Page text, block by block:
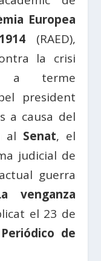
Europea
(RAED),
la crisi
a terme
president
a causa del
al Senat, el
judicial de
guerra
venganza
el 23 de
de